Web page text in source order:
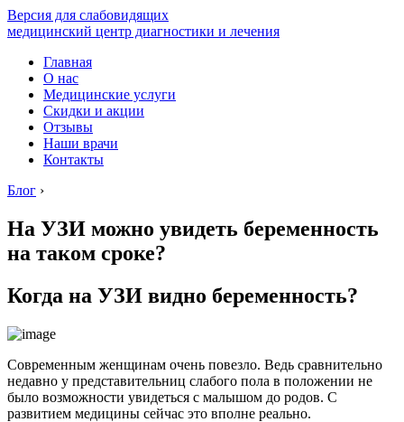
Версия для слабовидящих
медицинский центр диагностики и лечения
Главная
О нас
Медицинские услуги
Скидки и акции
Отзывы
Наши врачи
Контакты
Блог ›
На УЗИ можно увидеть беременность
на таком сроке?
Когда на УЗИ видно беременность?
Современным женщинам очень повезло. Ведь сравнительно
недавно у представительниц слабого пола в положении не
было возможности увидеться с малышом до родов. С
развитием медицины сейчас это вполне реально.